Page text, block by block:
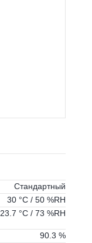
Стандартный
30 °C / 50 %RH
23.7 °C / 73 %RH
90.3 %